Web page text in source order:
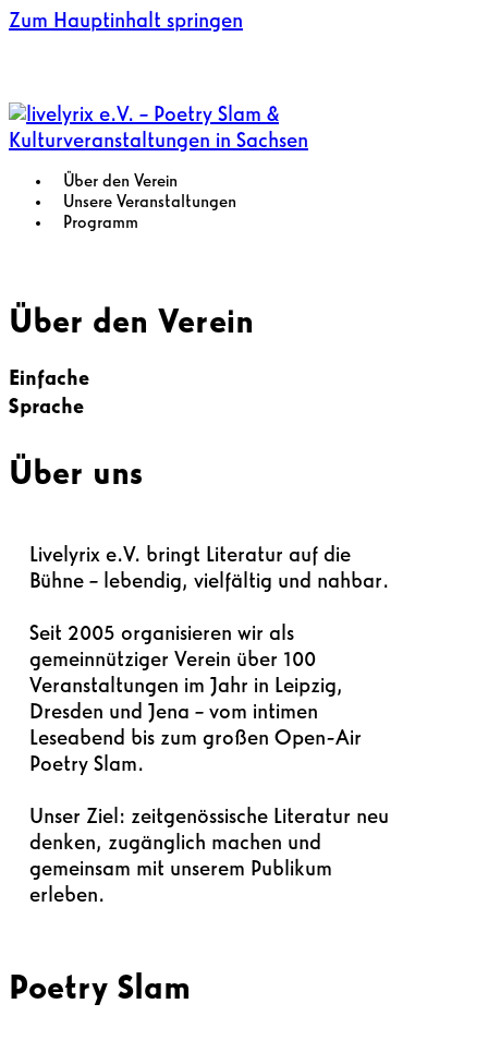
Zum Hauptinhalt springen
Über den Verein
Unsere Veranstaltungen
Programm
Über den Verein
Einfache
Sprache
Über uns
Livelyrix e.V. bringt Literatur auf die
Bühne – lebendig, vielfältig und nahbar.
Seit 2005 organisieren wir als
gemeinnütziger Verein über 100
Veranstaltungen im Jahr in Leipzig,
Dresden und Jena – vom intimen
Leseabend bis zum großen Open-Air
Poetry Slam.
Unser Ziel: zeitgenössische Literatur neu
denken, zugänglich machen und
gemeinsam mit unserem Publikum
erleben.
Poetry Slam